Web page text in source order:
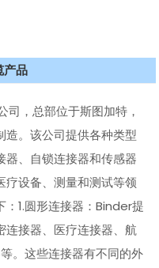
产品
，总部位于斯图加特，
造。该公司提供各种类型
器、自锁连接器和传感器
疗设备、测量和测试等领
1.圆形连接器：Binder提
连接器、医疗连接器、航
。这些连接器有不同的外